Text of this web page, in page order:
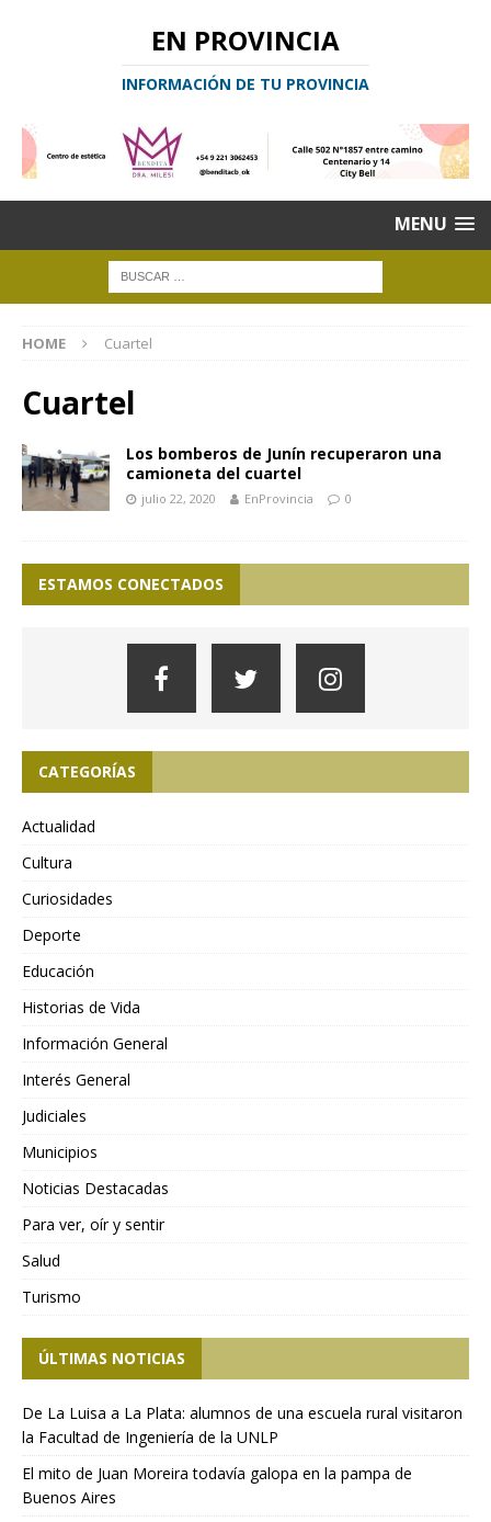
EN PROVINCIA
INFORMACIÓN DE TU PROVINCIA
MENU
HOME Cuartel
Cuartel
Los bomberos de Junín recuperaron una
camioneta del cuartel
julio 22, 2020 EnProvincia 0
ESTAMOS CONECTADOS
CATEGORÍAS
Actualidad
Cultura
Curiosidades
Deporte
Educación
Historias de Vida
Información General
Interés General
Judiciales
Municipios
Noticias Destacadas
Para ver, oír y sentir
Salud
Turismo
ÚLTIMAS NOTICIAS
De La Luisa a La Plata: alumnos de una escuela rural visitaron
la Facultad de Ingeniería de la UNLP
El mito de Juan Moreira todavía galopa en la pampa de
Buenos Aires